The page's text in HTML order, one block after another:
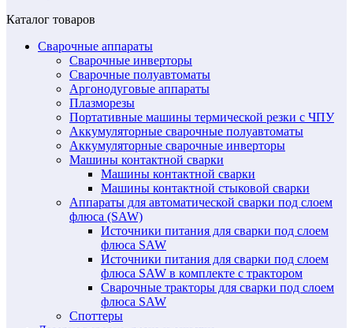
Каталог товаров
Сварочные аппараты
Сварочные инверторы
Сварочные полуавтоматы
Аргонодуговые аппараты
Плазморезы
Портативные машины термической резки с ЧПУ
Аккумуляторные сварочные полуавтоматы
Аккумуляторные сварочные инверторы
Машины контактной сварки
Машины контактной сварки
Машины контактной стыковой сварки
Аппараты для автоматической сварки под слоем
флюса (SAW)
Источники питания для сварки под слоем
флюса SAW
Источники питания для сварки под слоем
флюса SAW в комплекте с трактором
Сварочные тракторы для сварки под слоем
флюса SAW
Споттеры